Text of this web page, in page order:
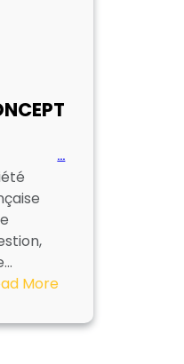
…
More:
CONCEPT